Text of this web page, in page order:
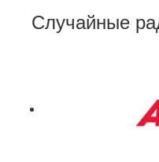
Случайные